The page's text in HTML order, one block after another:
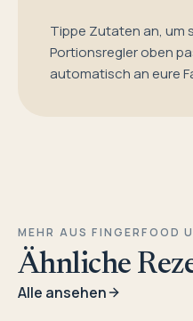
Tippe Zutaten an, um
Portionsregler oben
automatisch an eure
MEHR AUS FINGERFOOD
Ähnliche
Alle ansehen